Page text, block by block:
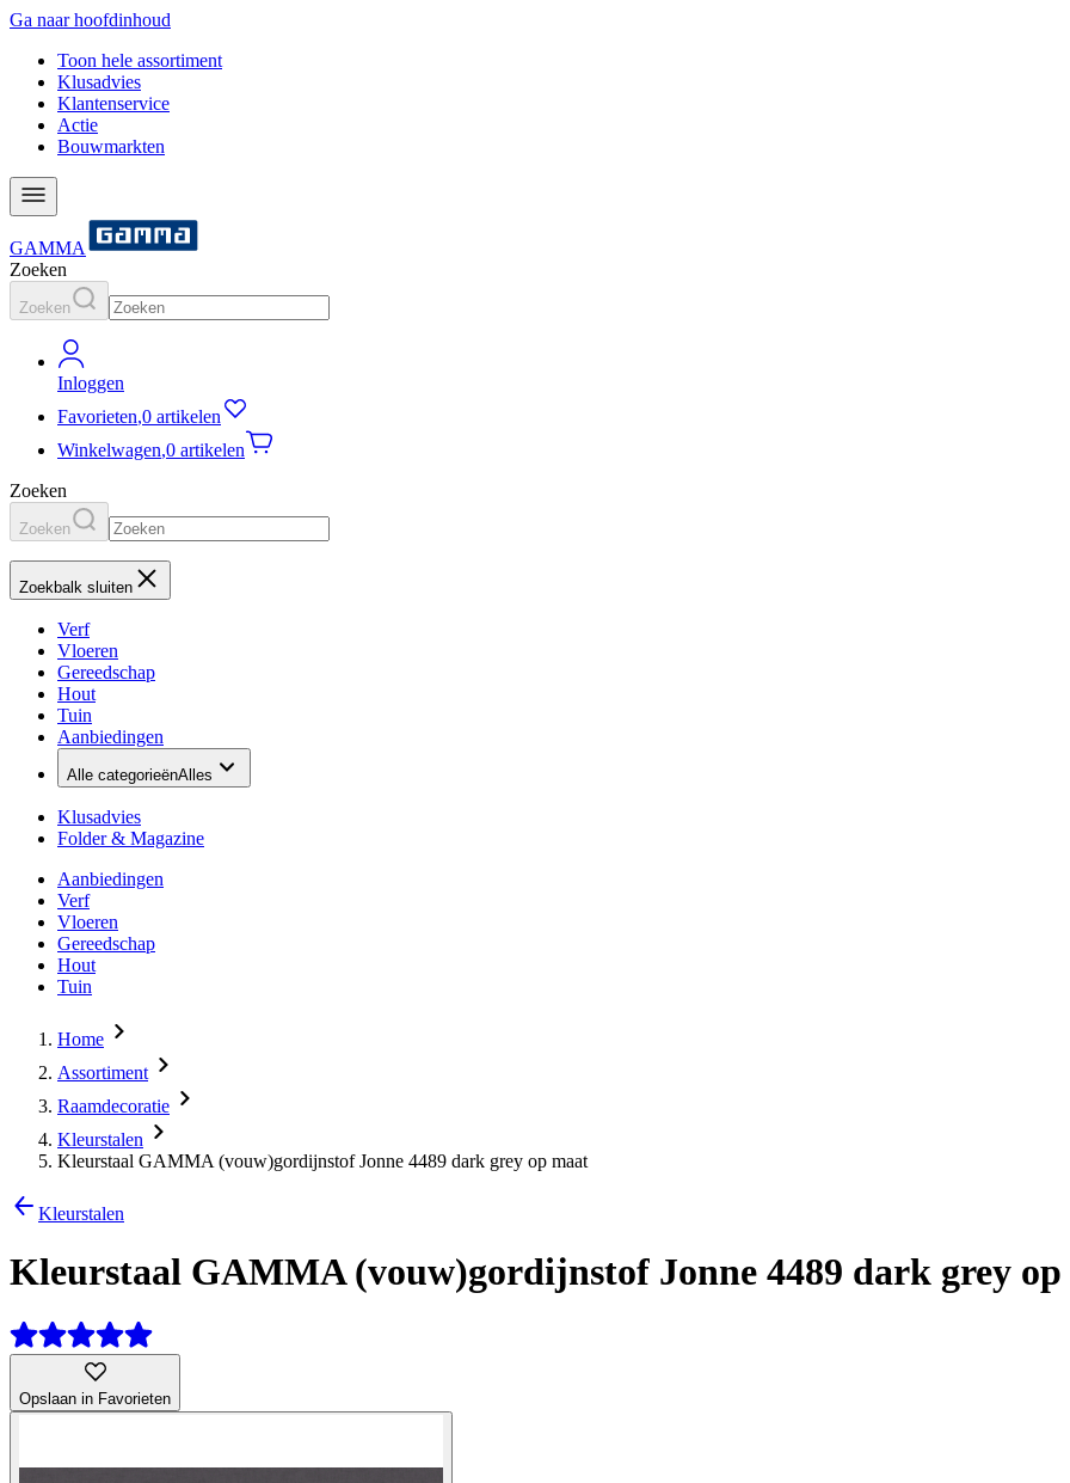
Ga naar hoofdinhoud
Toon hele assortiment
Klusadvies
Klantenservice
Actie
Bouwmarkten
GAMMA
Zoeken
Zoeken
Inloggen
Favorieten,0 artikelen
Winkelwagen,0 artikelen
Zoeken
Zoeken
Zoekbalk sluiten
Verf
Vloeren
Gereedschap
Hout
Tuin
Aanbiedingen
Alle categorieënAlles
Klusadvies
Folder & Magazine
Aanbiedingen
Verf
Vloeren
Gereedschap
Hout
Tuin
Home
Assortiment
Raamdecoratie
Kleurstalen
Kleurstaal GAMMA (vouw)gordijnstof Jonne 4489 dark grey op maat
Kleurstalen
Kleurstaal GAMMA (vouw)gordijnstof Jonne 4489 dark grey op
Opslaan in Favorieten